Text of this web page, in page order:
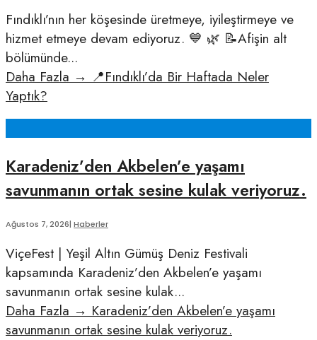
Fındıklı’nın her köşesinde üretmeye, iyileştirmeye ve
hizmet etmeye devam ediyoruz. 💙 🌿 📝Afişin alt
bölümünde...
Daha Fazla → 📍Fındıklı’da Bir Haftada Neler
Yaptık?
Karadeniz’den Akbelen’e yaşamı
savunmanın ortak sesine kulak veriyoruz.
Ağustos 7, 2026| Haberler
ViçeFest | Yeşil Altın Gümüş Deniz Festivali
kapsamında Karadeniz’den Akbelen’e yaşamı
savunmanın ortak sesine kulak...
Daha Fazla → Karadeniz’den Akbelen’e yaşamı
savunmanın ortak sesine kulak veriyoruz.